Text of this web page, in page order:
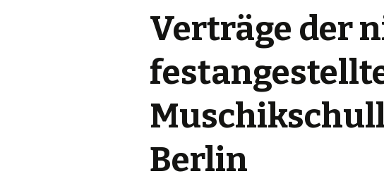
Gümüslük
Yalikavak
Türkbükü
Gündogan
Verträge der
Berlin